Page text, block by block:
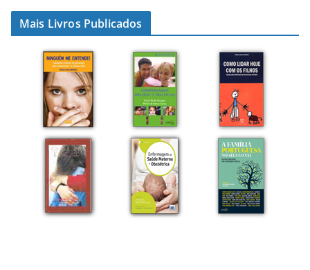
Mais Livros Publicados